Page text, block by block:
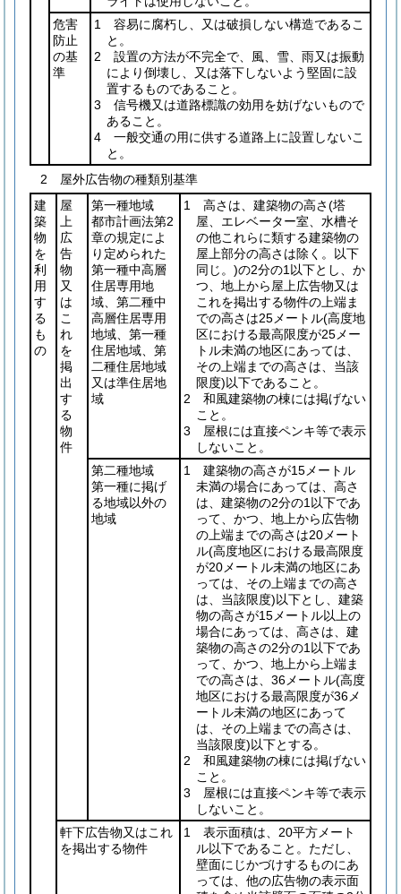
危害
防止
の基
準
1 容易に腐朽し、又は破損しない構造であるこ
と。
2 設置の方法が不完全で、風、雪、雨又は振動
により倒壊し、又は落下しないよう堅固に設
置するものであること。
3 信号機又は道路標識の効用を妨げないもので
あること。
4 一般交通の用に供する道路上に設置しないこ
と。
2 屋外広告物の種類別基準
建
築
物
を
利
用
す
る
も
の
屋
上
広
告
物
又
は
こ
れ
を
掲
出
す
る
物
件
第一種地域
都市計画法第2
章の規定によ
り定められた
第一種中高層
住居専用地
域、第二種中
高層住居専用
地域、第一種
住居地域、第
二種住居地域
又は準住居地
域
1 高さは、建築物の高さ(塔
屋、エレベーター室、水槽そ
の他これらに類する建築物の
屋上部分の高さは除く。以下
同じ。)の2分の1以下とし、か
つ、地上から屋上広告物又は
これを掲出する物件の上端ま
での高さは25メートル(高度地
区における最高限度が25メー
トル未満の地区にあっては、
その上端までの高さは、当該
限度)以下であること。
2 和風建築物の棟には掲げない
こと。
3 屋根には直接ペンキ等で表示
しないこと。
第二種地域
第一種に掲げ
る地域以外の
地域
1 建築物の高さが15メートル
未満の場合にあっては、高さ
は、建築物の2分の1以下であ
って、かつ、地上から広告物
の上端までの高さは20メート
ル(高度地区における最高限度
が20メートル未満の地区にあ
っては、その上端までの高さ
は、当該限度)以下とし、建築
物の高さが15メートル以上の
場合にあっては、高さは、建
築物の高さの2分の1以下であ
って、かつ、地上から上端ま
での高さは、36メートル(高度
地区における最高限度が36メ
ートル未満の地区にあって
は、その上端までの高さは、
当該限度)以下とする。
2 和風建築物の棟には掲げない
こと。
3 屋根には直接ペンキ等で表示
しないこと。
軒下広告物又はこれ
を掲出する物件
1 表示面積は、20平方メート
ル以下であること。ただし、
壁面にじかづけするものにあ
っては、他の広告物の表示面